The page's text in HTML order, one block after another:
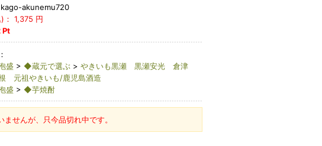
kago-akunemu720
1,375 円
Pt
盛 > ◆蔵元で選ぶ> やきいも黒瀬 黒瀬安光 倉津
元祖やきいも/鹿児島酒造
盛 > ◆芋焼酎
ませんが、只今品切れ中です。